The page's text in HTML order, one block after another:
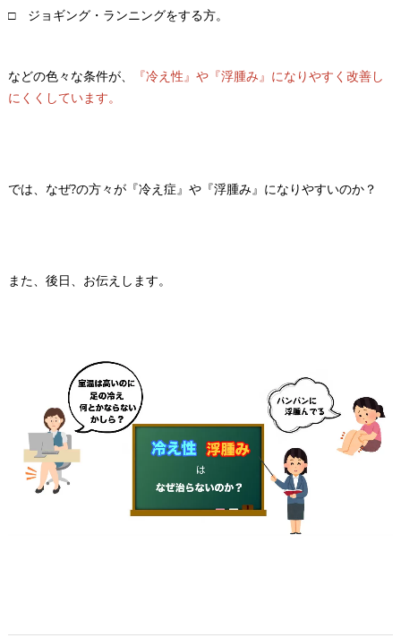
□ ジョギング・ランニングをする方。
などの色々な条件が、
『冷え性』や『浮腫み』になりやすく改善し
にくくしています。
では、なぜ?の方々が『冷え症』や『浮腫み』になりやすいのか？
また、後日、お伝えします。